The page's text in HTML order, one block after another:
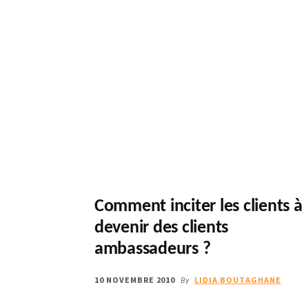
Comment inciter les clients à
devenir des clients
ambassadeurs ?
10 NOVEMBRE 2010 By LIDIA BOUTAGHANE